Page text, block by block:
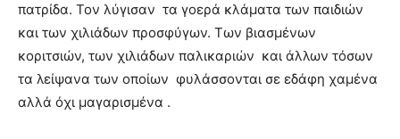
πατρίδα. Τον λύγισαν τα γοερά κλάματα των παιδιών
και των χιλιάδων προσφύγων. Των βιασμένων
κοριτσιών, των χιλιάδων παλικαριών και άλλων τόσων
τα λείψανα των οποίων φυλάσσονται σε εδάφη χαμένα
αλλά όχι μαγαρισμένα .